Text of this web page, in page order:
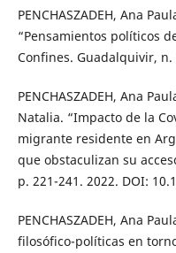
PENCHASZADEH, Ana
“Pensamientos políticos
Confines. Guadalquivir, n.
PENCHASZADEH, Ana
Natalia. “Impacto de la
migrante residente en
que obstaculizan su
p. 221-241. 2022. DOI:
PENCHASZADEH, Ana
filosófico-políticas en